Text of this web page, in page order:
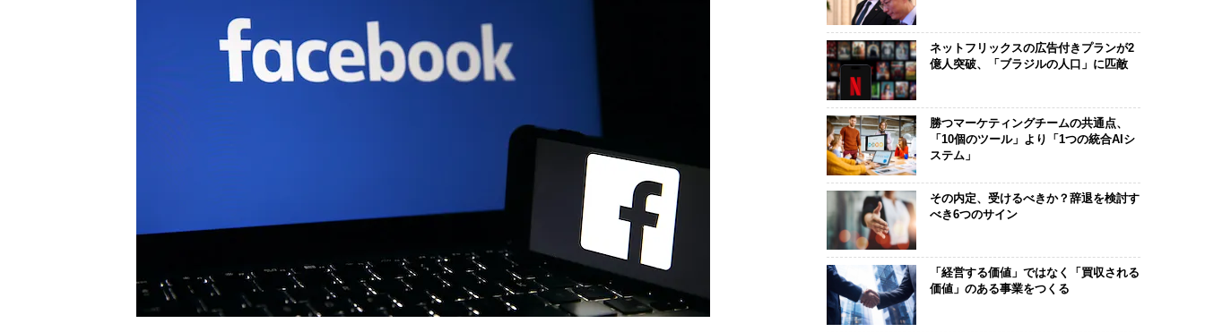
ネットフリックスの広告付きプランが2
億人突破、「ブラジルの人口」に匹敵
勝つマーケティングチームの共通点、
「10個のツール」より「1つの統合AIシ
ステム」
その内定、受けるべきか？辞退を検討す
べき6つのサイン
「経営する価値」ではなく「買収される
価値」のある事業をつくる